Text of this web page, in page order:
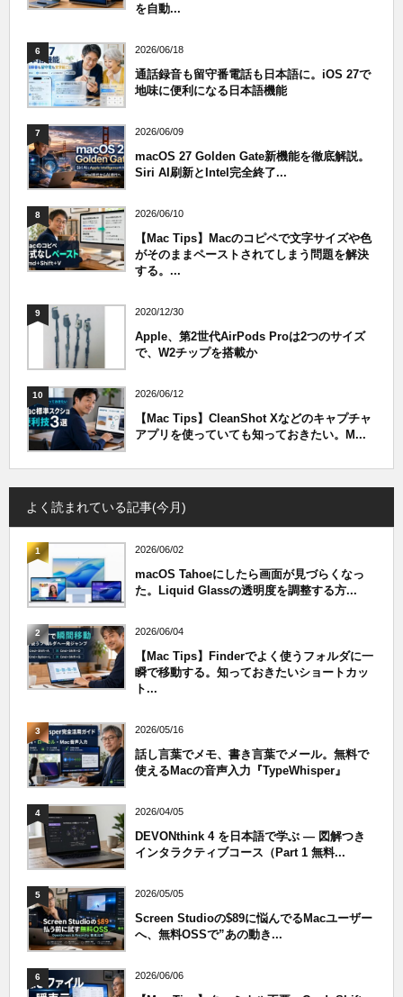
を自動...
6 2026/06/18
通話録音も留守番電話も日本語に。iOS 27で
地味に便利になる日本語機能
7 2026/06/09
macOS 27 Golden Gate新機能を徹底解説。
Siri AI刷新とIntel完全終了...
8 2026/06/10
【Mac Tips】Macのコピペで文字サイズや色
がそのままペーストされてしまう問題を解決
する。...
9 2020/12/30
Apple、第2世代AirPods Proは2つのサイズ
で、W2チップを搭載か
10 2026/06/12
【Mac Tips】CleanShot Xなどのキャプチャ
アプリを使っていても知っておきたい。M...
よく読まれている記事(今月)
1 2026/06/02
macOS Tahoeにしたら画面が見づらくなっ
た。Liquid Glassの透明度を調整する方...
2 2026/06/04
【Mac Tips】Finderでよく使うフォルダに一
瞬で移動する。知っておきたいショートカッ
ト...
3 2026/05/16
話し言葉でメモ、書き言葉でメール。無料で
使えるMacの音声入力『TypeWhisper』
4 2026/04/05
DEVONthink 4 を日本語で学ぶ — 図解つき
インタラクティブコース（Part 1 無料...
5 2026/05/05
Screen Studioの$89に悩んでるMacユーザー
へ、無料OSSで”あの動き...
6 2026/06/06